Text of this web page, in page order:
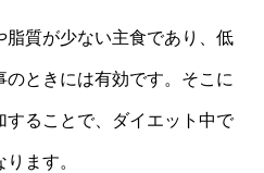
脂質が少ない主食であり、低
のときには有効です。そこに
することで、ダイエット中で
ます。